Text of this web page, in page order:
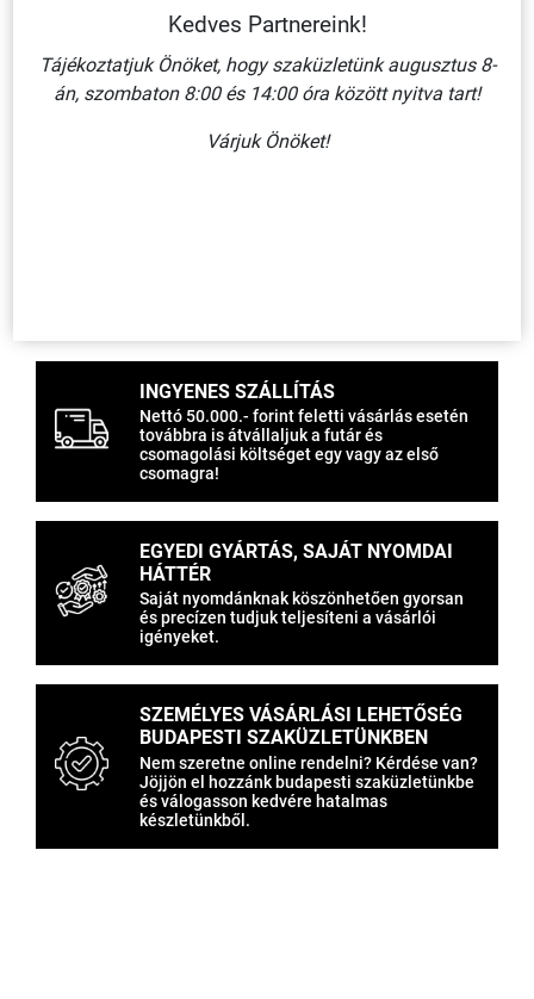
Tábláink saját szitaüzemünkben készülnek, ezért
egyedi igényeket is rövid határidőre tudunk vállalni.
rendeléseket. Nyomdánkban a szitanyomás mellett
INGYENES SZÁLLÍTÁS
Nettó 50.000.- forint feletti vásárlás esetén
továbbra is átvállaljuk a futár és
csomagolási költséget egy vagy az első
csomagra!
EGYEDI GYÁRTÁS, SAJÁT NYOMDAI
HÁTTÉR
Saját nyomdánknak köszönhetően gyorsan
és precízen tudjuk teljesíteni a vásárlói
igényeket.
SZEMÉLYES VÁSÁRLÁSI LEHETŐSÉG
BUDAPESTI SZAKÜZLETÜNKBEN
Nem szeretne online rendelni? Kérdése van?
Jöjjön el hozzánk budapesti szaküzletünkbe
és válogasson kedvére hatalmas
készletünkből.
Kedves Partnereink!
Tájékoztatjuk Önöket, hogy szaküzletünk augusztus 8-
án, szombaton 8:00 és 14:00 óra között nyitva tart!
Várjuk Önöket!